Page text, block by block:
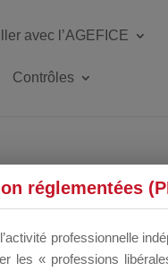
avec l’AGEFICE
Contrôles
réglementées
professionnelle
les « professions